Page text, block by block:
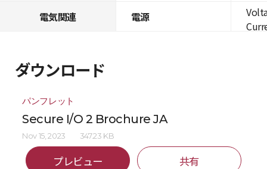
電気関連 電源
ダウンロード
パンフレット
Secure I/O 2 Brochure JA
Nov 15, 2023 347.23 KB
プレビュー 共有